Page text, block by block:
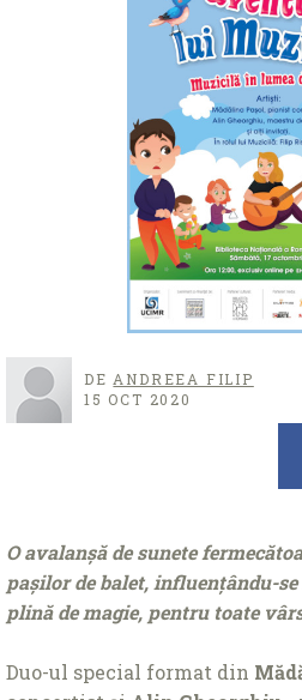
DE ANDREEA FILIP
15 OCT 2020
O avalanșă de sunete
pașilor de balet, influențându-
plină de magie, pentru toate
Duo-ul special format din